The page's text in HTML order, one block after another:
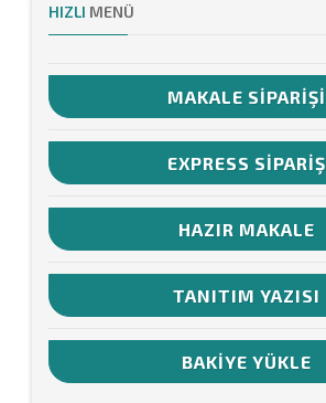
HIZLI MENÜ
MAKALE SIPARIŞI
EXPRESS SIPARIŞ
HAZIR MAKALE
TANITIM YAZISI
BAKIYE YÜKLE